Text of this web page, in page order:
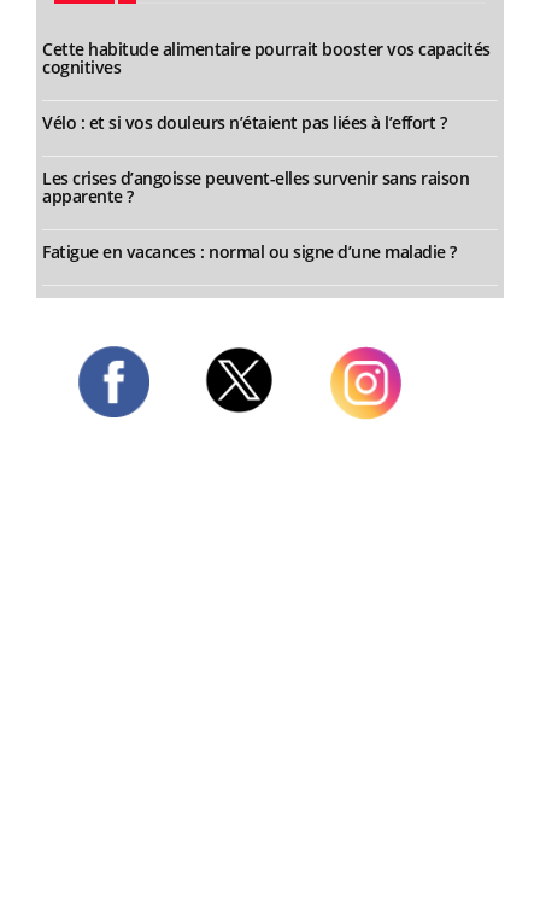
Cette habitude alimentaire pourrait booster vos capacités
cognitives
Vélo : et si vos douleurs n’étaient pas liées à l’effort ?
Les crises d’angoisse peuvent-elles survenir sans raison
apparente ?
Fatigue en vacances : normal ou signe d’une maladie ?